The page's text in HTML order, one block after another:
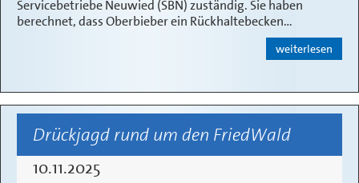
Servicebetriebe Neuwied (SBN) zuständig. Sie haben
berechnet, dass Oberbieber ein Rückhaltebecken…
weiterlesen
Drückjagd rund um den FriedWald
10.11.2025